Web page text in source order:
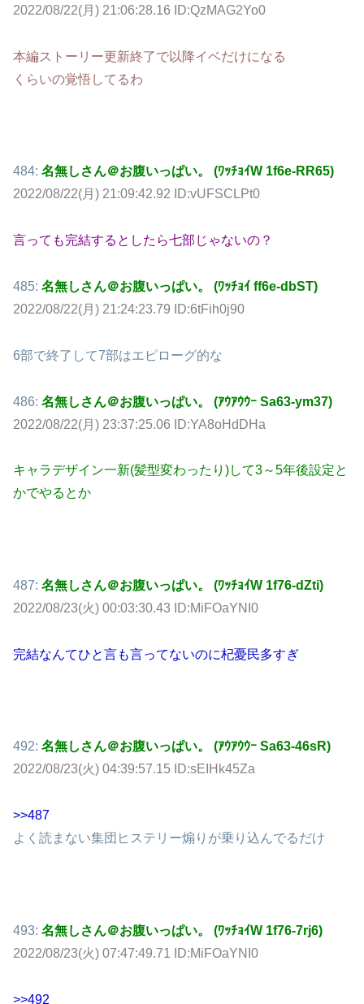
2022/08/22(月) 21:06:28.16 ID:QzMAG2Yo0
本編ストーリー更新終了で以降イベだけになる
くらいの覚悟してるわ
484: 名無しさん＠お腹いっぱい。 (ﾜｯﾁｮｲW 1f6e-RR65)
2022/08/22(月) 21:09:42.92 ID:vUFSCLPt0
言っても完結するとしたら七部じゃないの？
485: 名無しさん＠お腹いっぱい。 (ﾜｯﾁｮｲ ff6e-dbST)
2022/08/22(月) 21:24:23.79 ID:6tFih0j90
6部で終了して7部はエピローグ的な
486: 名無しさん＠お腹いっぱい。 (ｱｳｱｳｳｰ Sa63-ym37)
2022/08/22(月) 23:37:25.06 ID:YA8oHdDHa
キャラデザイン一新(髪型変わったり)して3～5年後設定と
かでやるとか
487: 名無しさん＠お腹いっぱい。 (ﾜｯﾁｮｲW 1f76-dZti)
2022/08/23(火) 00:03:30.43 ID:MiFOaYNI0
完結なんてひと言も言ってないのに杞憂民多すぎ
492: 名無しさん＠お腹いっぱい。 (ｱｳｱｳｳｰ Sa63-46sR)
2022/08/23(火) 04:39:57.15 ID:sEIHk45Za
>>487
よく読まない集団ヒステリー煽りが乗り込んでるだけ
493: 名無しさん＠お腹いっぱい。 (ﾜｯﾁｮｲW 1f76-7rj6)
2022/08/23(火) 07:47:49.71 ID:MiFOaYNI0
>>492